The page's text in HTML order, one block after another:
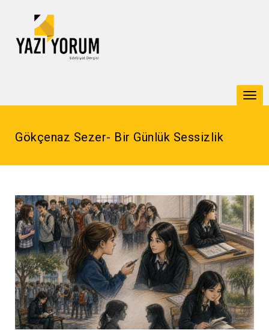
Gökçenaz Sezer- Bir Günlük Sessizlik